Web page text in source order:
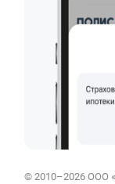
© 2010–2026 ООО